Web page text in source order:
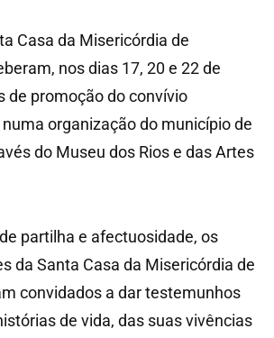
Casa da Misericórdia de
nos dias 17, 20 e 22 de
de promoção do convívio
organização do município de
do Museu dos Rios e das Artes
partilha e afectuosidade, os
da Santa Casa da Misericórdia de
convidados a dar testemunhos
de vida, das suas vivências